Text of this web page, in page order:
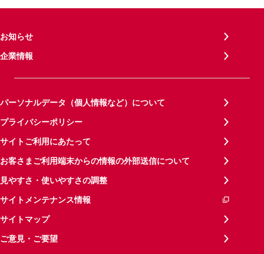
お知らせ
企業情報
パーソナルデータ（個人情報など）について
プライバシーポリシー
サイトご利用にあたって
お客さまご利用端末からの情報の外部送信について
見やすさ・使いやすさの調整
サイトメンテナンス情報
サイトマップ
ご意見・ご要望